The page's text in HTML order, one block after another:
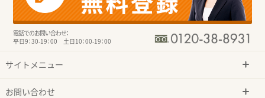
電話でのお問い合わせ：
平日9：30-19：00 土日10：00-19：00
サイトメニュー
お問い合わせ